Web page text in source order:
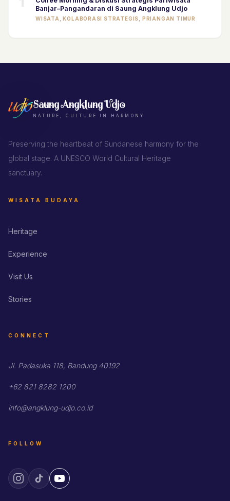
Banjar–Pangandaran di Saung Angklung Udjo
WISATA, KOLABORASI STRATEGIS, PRIANGAN TIMUR
Saung Angklung Udjo
NATURE, CULTURE IN HARMONY
Preserving the heartbeat of Sundanese harmony for the
global stage. A UNESCO World Cultural Heritage
sanctuary.
WISATA BUDAYA
Heritage
Experience
Visit Us
Stories
CONNECT
Jl. Padasuka 118, Bandung 40192
+62 821 8282 1200
info@angklung-udjo.co.id
FOLLOW